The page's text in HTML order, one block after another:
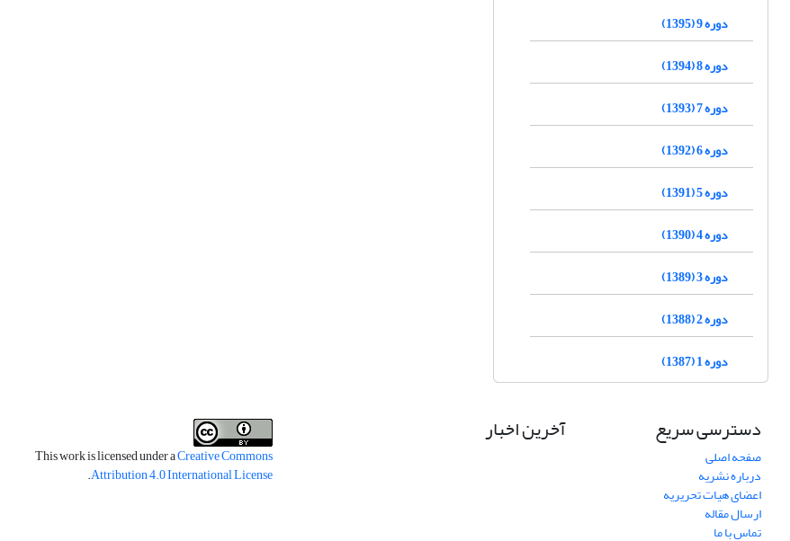
دوره 9 (1395)
دوره 8 (1394)
دوره 7 (1393)
دوره 6 (1392)
دوره 5 (1391)
دوره 4 (1390)
دوره 3 (1389)
دوره 2 (1388)
دوره 1 (1387)
دسترسی سریع
صفحه اصلی
درباره نشریه
اعضای هیات تحریریه
ارسال مقاله
تماس با ما
آخرین اخبار
This work is licensed under aCreative Commons
Attribution 4.0 International License
.